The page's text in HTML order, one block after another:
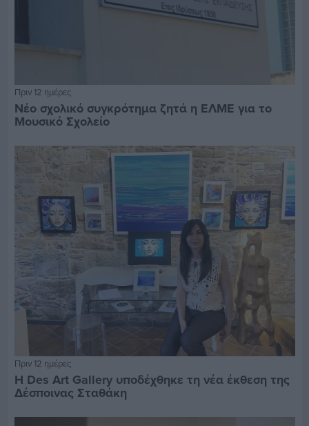
Πριν 12 ημέρες
Νέο σχολικό συγκρότημα ζητά η ΕΛΜΕ για το
Μουσικό Σχολείο
Πριν 12 ημέρες
Η Des Art Gallery υποδέχθηκε τη νέα έκθεση της
Δέσποινας Σταθάκη